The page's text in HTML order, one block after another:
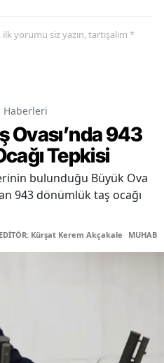
yorumu siz yazın, tartışalım *
Haberleri
Ovası’nda 943
Tepkisi
bulunduğu Büyük Ova
943 dönümlük taş ocağı
EDİTÖR: Kürşat Kerem Akçakale